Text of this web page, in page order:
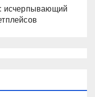
исчерпывающий